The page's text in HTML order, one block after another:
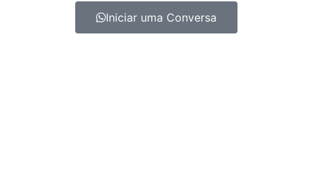
Iniciar uma Conversa